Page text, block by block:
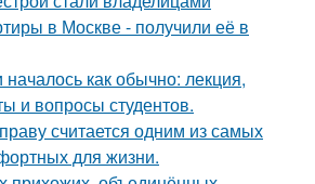
в Москве - получили её в
как обычно: лекция,
и вопросы студентов.
считается одним из самых
для жизни.